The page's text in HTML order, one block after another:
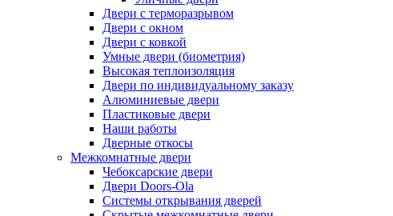
Двери с терморазрывом
Двери с окном
Двери с ковкой
Умные двери (биометрия)
Высокая теплоизоляция
Двери по индивидуальному заказу
Алюминиевые двери
Пластиковые двери
Наши работы
Дверные откосы
Межкомнатные двери
Чебоксарские двери
Двери Doors-Ola
Системы открывания дверей